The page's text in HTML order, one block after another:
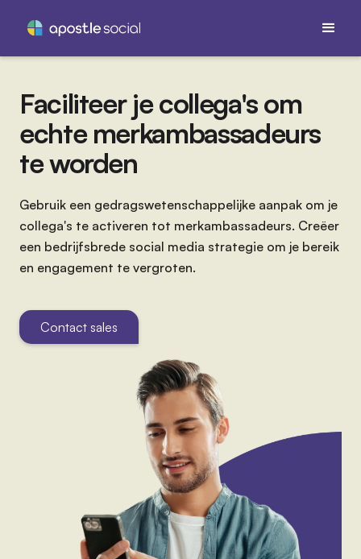
Faciliteer je collega's om
echte merkambassadeurs
te worden
Gebruik een gedragswetenschappelijke aanpak om je
collega's te activeren tot merkambassadeurs. Creëer
een bedrijfsbrede social media strategie om je bereik
en engagement te vergroten.
Contact sales